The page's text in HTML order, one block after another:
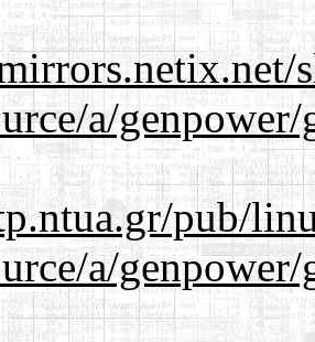
a/
pub/
a/